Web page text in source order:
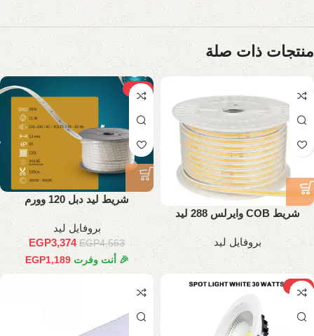
منتجات ذات صلة
شريط COB وايرلس 288 ليد
بروفايل ليد
-26%
شريط ليد دبل 120 وورم
بروفايل ليد
EGP4,563
EGP3,374
🎉 أنت وفرت EGP1,189
-37%